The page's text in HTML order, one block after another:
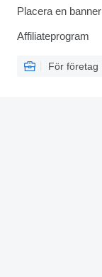
Placera en banner
Affiliateprogram
För företag